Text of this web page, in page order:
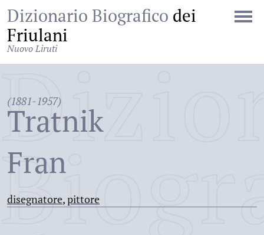
Dizionario Biografico dei
Friulani
Nuovo Liruti
(1881-1957)
Tratnik
Fran
disegnatore,pittore